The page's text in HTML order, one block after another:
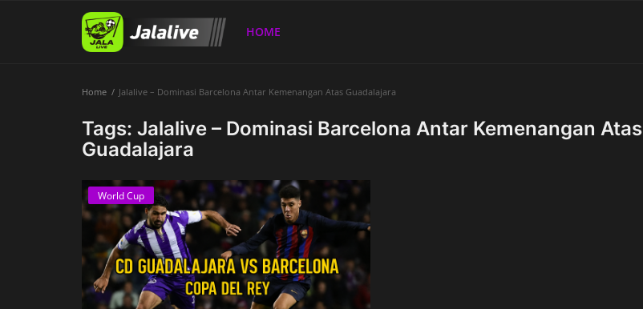
HOME
Home Jalalive – Dominasi Barcelona Antar Kemenangan Atas Guadalajara
Tags: Jalalive – Dominasi Barcelona Antar Kemenangan Atas
Guadalajara
World Cup